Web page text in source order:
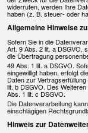
widerrufen, werden Ihre
haben (z. B. steuer- oder
Allgemeine Hinweise
Sofern Sie in die
Art. 9 Abs. 2 lit. a DSGVO,
die Übertragung
49 Abs. 1 lit. a DSGVO.
eingewilligt haben, erfolgt
Daten zur
lit. b DSGVO. Des
Abs. 1 lit. c DSGVO.
Die Datenverarbeitung
einschlägigen
Hinweis zur